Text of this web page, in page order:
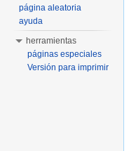
página aleatoria
ayuda
herramientas
páginas especiales
Versión para imprimir